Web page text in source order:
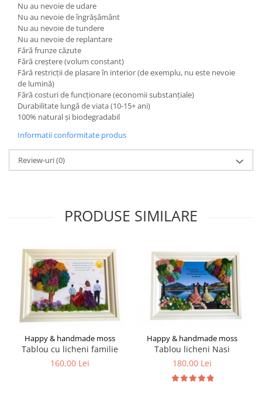
Nu au nevoie de udare
Nu au nevoie de îngrășământ
Nu au nevoie de tundere
Nu au nevoie de replantare
Fără frunze căzute
Fără creștere (volum constant)
Fără restricții de plasare în interior (de exemplu, nu este nevoie
de lumină)
Fără costuri de funcționare (economii substanțiale)
Durabilitate lungă de viata (10-15+ ani)
100% natural și biodegradabil
Informatii conformitate produs
Review-uri(0)
PRODUSE SIMILARE
Happy & handmade moss
Tablou cu licheni familie
160,00 Lei
Happy & handmade moss
Tablou licheni Nasi
180,00 Lei